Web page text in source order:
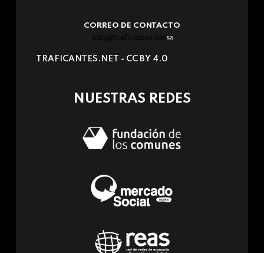
CORREO DE CONTACTO
info@traficantes.net (link
e-
TRAFICANTES.NET - CC BY 4.0
NUESTRAS REDES